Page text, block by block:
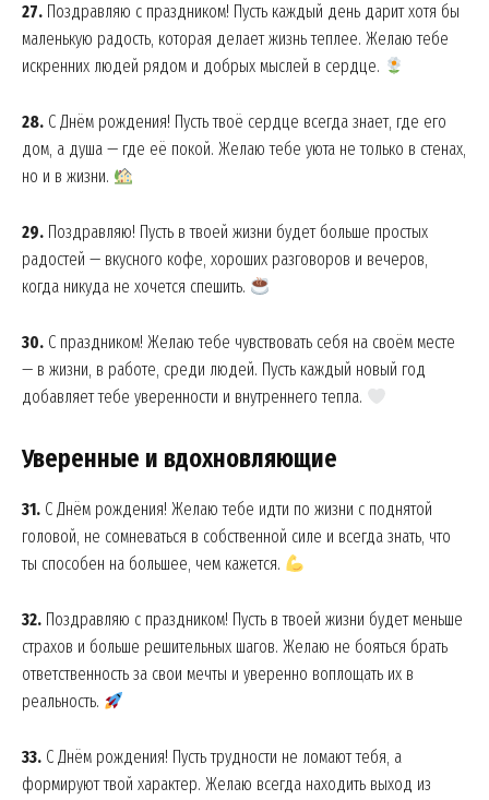
News Week
SUBSCRIBE NOW
27. Поздравляю с праздником! Пусть каждый день дарит хотя бы
маленькую радость, которая делает жизнь теплее. Желаю тебе
искренних людей рядом и добрых мыслей в сердце.
28. С Днём рождения! Пусть твоё сердце всегда знает, где его
дом, а душа — где её покой. Желаю тебе уюта не только в стенах,
но и в жизни.
29. Поздравляю! Пусть в твоей жизни будет больше простых
радостей — вкусного кофе, хороших разговоров и вечеров,
когда никуда не хочется спешить.
30. С праздником! Желаю тебе чувствовать себя на своём месте
— в жизни, в работе, среди людей. Пусть каждый новый год
добавляет тебе уверенности и внутреннего тепла.
Уверенные и вдохновляющие
31. С Днём рождения! Желаю тебе идти по жизни с поднятой
головой, не сомневаться в собственной силе и всегда знать, что
ты способен на большее, чем кажется.
32. Поздравляю с праздником! Пусть в твоей жизни будет меньше
страхов и больше решительных шагов. Желаю не бояться брать
ответственность за свои мечты и уверенно воплощать их в
реальность.
33. С Днём рождения! Пусть трудности не ломают тебя, а
формируют твой характер. Желаю всегда находить выход из